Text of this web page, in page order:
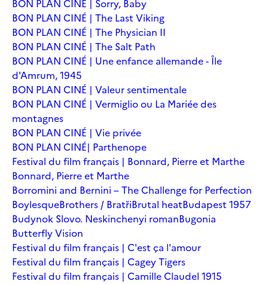
BON PLAN CINÉ | Sorry, Baby
BON PLAN CINÉ | The Last Viking
BON PLAN CINÉ | The Physician II
BON PLAN CINÉ | The Salt Path
BON PLAN CINÉ | Une enfance allemande - Île
d'Amrum, 1945
BON PLAN CINÉ | Valeur sentimentale
BON PLAN CINÉ | Vermiglio ou La Mariée des
montagnes
BON PLAN CINÉ | Vie privée
BON PLAN CINÉ| Parthenope
Festival du film français | Bonnard, Pierre et Marthe
Bonnard, Pierre et Marthe
Borromini and Bernini – The Challenge for Perfection
BoylesqueBrothers / BratřiBrutal heatBudapest 1957
Budynok Slovo. Neskinchenyi romanBugonia
Butterfly Vision
Festival du film français | C'est ça l'amour
Festival du film français | Cagey Tigers
Festival du film français | Camille Claudel 1915